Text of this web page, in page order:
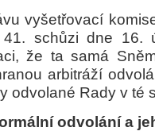
vyšetřovací
schůzi dne 16.
že ta samá
arbitráží
odvolané Rady v té
odvolání a